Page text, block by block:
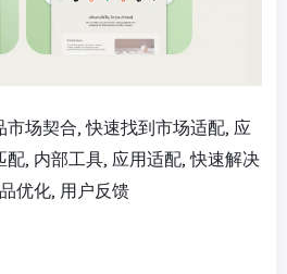
市场契合, 快速找到市场适配, 应
配, 内部工具, 应用适配, 快速解决
优化, 用户反馈